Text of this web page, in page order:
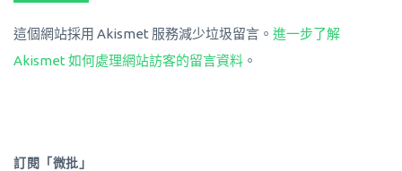
這個網站採用 Akismet 服務減少垃圾留言。 進一步了解
Akismet 如何處理網站訪客的留言資料 。
訂閱「微批」